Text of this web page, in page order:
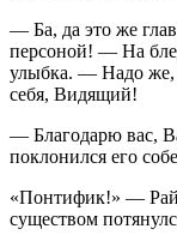
— Ба, да это же
персоной! — На
улыбка. — Надо же,
себя, Видящий!
— Благодарю вас,
поклонился его
«Понтифик!» —
существом